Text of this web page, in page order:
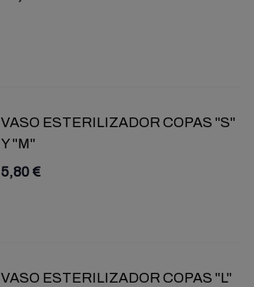
VASO ESTERILIZADOR COPAS "S"
Y "M"
5,80 €
VASO ESTERILIZADOR COPAS "L"